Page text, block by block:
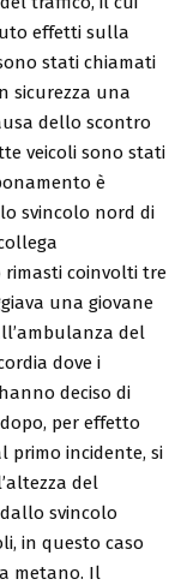
effetti sulla
stati chiamati
sicurezza una
dello scontro
veicoli sono stati
è
svincolo nord di
rimasti coinvolti tre
una giovane
del
dove i
deciso di
per effetto
primo incidente, si
del
svincolo
in questo caso
metano. Il